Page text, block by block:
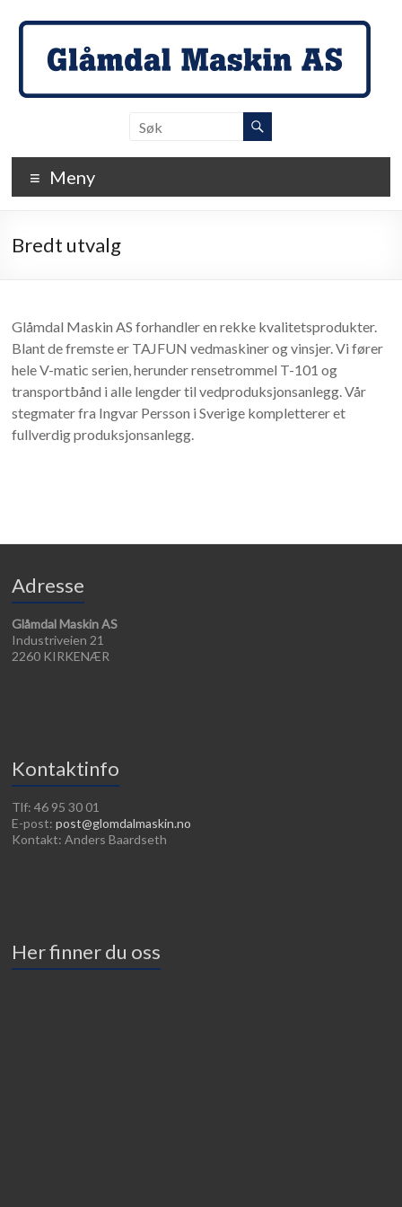
Maskin
…
detaljene
Meny
Bredt utvalg
Glåmdal Maskin AS forhandler en rekke kvalitetsprodukter.
Blant de fremste er TAJFUN vedmaskiner og vinsjer. Vi fører
hele V-matic serien, herunder rensetrommel T-101 og
transportbånd i alle lengder til vedproduksjonsanlegg. Vår
stegmater fra Ingvar Persson i Sverige kompletterer et
fullverdig produksjonsanlegg.
Adresse
Glåmdal Maskin AS
Industriveien 21
2260 KIRKENÆR
Kontaktinfo
Tlf: 46 95 30 01
E-post:post@glomdalmaskin.no
Kontakt: Anders Baardseth
Her finner du oss